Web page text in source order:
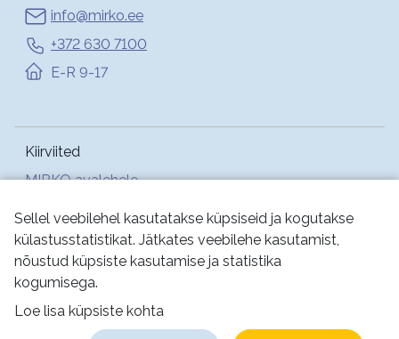
Sellel veebilehel kasutatakse küpsiseid ja kogutakse
külastusstatistikat. Jätkates veebilehe kasutamist,
nõustud küpsiste kasutamise ja statistika
kogumisega.
Loe lisa küpsiste kohta
info@mirko.ee
+372 630 7100
E-R 9-17
Kiirviited
MIRKO avalehele
Abi
Jälgi meid:
Kasutustingimused Küpsised